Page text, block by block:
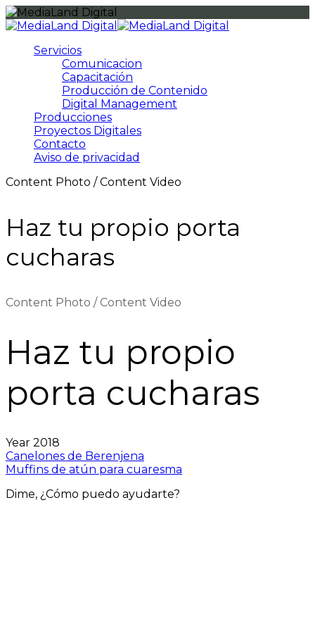
Servicios
Comunicacion
Capacitación
Producción de Contenido
Digital Management
Producciones
Proyectos Digitales
Contacto
Aviso de privacidad
Content Photo / Content Video
Haz tu propio porta
cucharas
Content Photo / Content Video
Haz tu propio
porta cucharas
Year 2018
Canelones de Berenjena
Muffins de atún para cuaresma
Dime, ¿Cómo puedo ayudarte?